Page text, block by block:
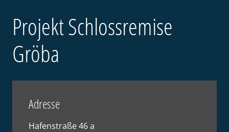
Projekt Schlossremise
Gröba
Adresse
Hafenstraße 46 a